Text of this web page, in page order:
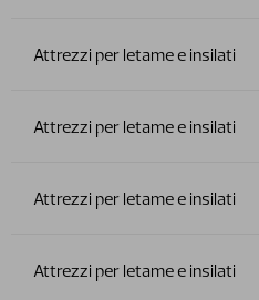
Attrezzi per letame e insilati
Attrezzi per letame e insilati
Attrezzi per letame e insilati
Attrezzi per letame e insilati